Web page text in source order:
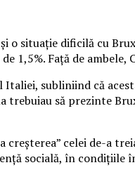
o situaţie dificilă cu
1,5%. Faţă de ambele,
subliniind că
trebuiau să prezinte
celei de-a
socială, în